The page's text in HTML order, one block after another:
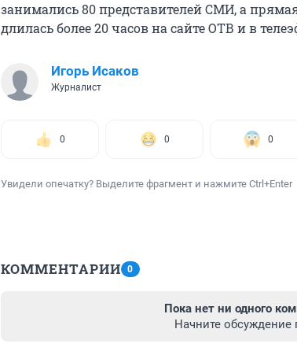
занимались 80 представителей СМИ, а
длилась более 20 часов на сайте ОТВ и в
Игорь Исаков
Журналист
0 0 0
Увидели опечатку? Выделите фрагмент и нажмите Ctrl+Enter
КОММЕНТАРИИ 0
Пока нет ни одного
Начните